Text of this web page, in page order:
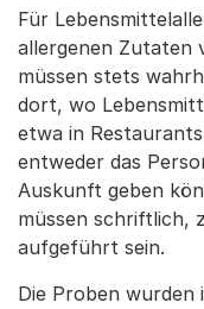
Für
allergenen Zutaten
müssen stets
dort, wo
etwa in
entweder das
Auskunft geben
müssen schriftlich,
aufgeführt sein.
Die Proben wurden